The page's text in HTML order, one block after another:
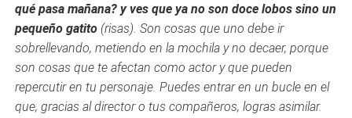
qué pasa mañana? y ves que ya no son doce lobos sino un
pequeño gatito (risas). Son cosas que uno debe ir
sobrellevando, metiendo en la mochila y no decaer, porque
son cosas que te afectan como actor y que pueden
repercutir en tu personaje. Puedes entrar en un bucle en el
que, gracias al director o tus compañeros, logras asimilar.